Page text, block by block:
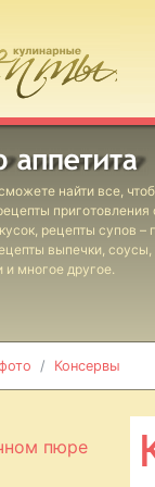
найти все,
рецепты супов
выпечки,
и многое другое.
Консервы
пюре